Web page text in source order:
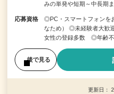
みの単発や短期～中長期
応募資格
◎PC・スマートフォンを
なため） ◎未経験者大歓
女性の登録多数 ◎年齢
後で見る
更新日：